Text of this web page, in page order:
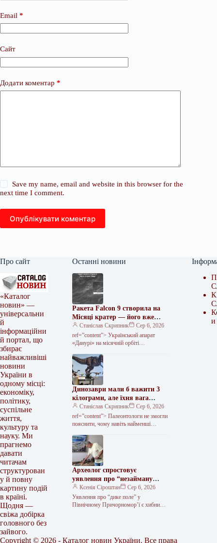
Email *
Сайт
Додати коментар *
Save my name, email and website in this browser for the
next time I comment.
Опублікувати коментар
Про сайт
«Каталог
новин» —
універсальни
й
інформаційни
й портал, що
збирає
найважливіші
новини
України в
одному місці:
економіку,
політику,
суспільне
життя,
культуру та
науку. Ми
прагнемо
давати
читачам
структурован
у й повну
картину подій
в країні.
Щодня —
свіжа добірка
головного без
зайвого.
Останні новини
Ракета Falcon 9 створила на
Місяці кратер — його вже
зафіксували з орбіти
Станіслав Скрипник
Сер 6, 2026
ref=”content”> Український апарат
«Данурі» на місячній орбіті
другого ступеня ракети Falcon 9 на
поверхню супутника. Апарат…
Динозаври мали б важити 3
кілограми, але їхня вага
сягала тонни. Винними в
цьому визнали ссавців –
nauka.ua | Наука українською
Станіслав Скрипник
Сер 6, 2026
ref=”content”> Палеонтологи не змогли
пояснити, чому навiть найменшi
родичiв птахів. Згiдно з моделлю, що
розрахована…
Археолог спростовує
уявлення про “незайману
землю” в Північному
Причорномор’ї
Ксенія Сіроштан
Сер 6, 2026
Уявлення про “дике поле” у
Північному Причорномор’ї є хибним
и
Copyright © 2026 - Каталог новин України. Все права